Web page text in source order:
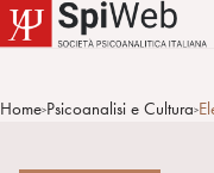
Home>Psicoanalisi e Cultura>